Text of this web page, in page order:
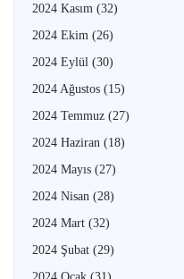
2024 Kasım (32)
2024 Ekim (26)
2024 Eylül (30)
2024 Ağustos (15)
2024 Temmuz (27)
2024 Haziran (18)
2024 Mayıs (27)
2024 Nisan (28)
2024 Mart (32)
2024 Şubat (29)